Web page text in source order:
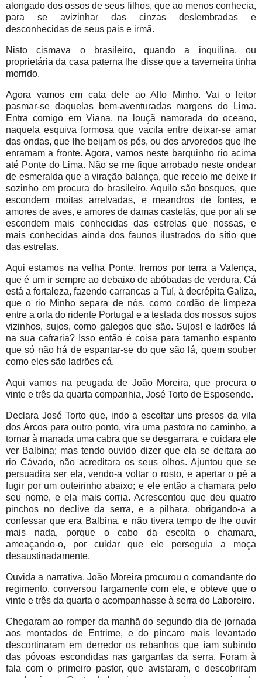
alongado dos ossos de seus filhos, que ao menos conhecia,
para se avizinhar das cinzas deslembradas e
desconhecidas de seus pais e irmã.
Nisto cismava o brasileiro, quando a inquilina, ou
proprietária da casa paterna lhe disse que a taverneira tinha
morrido.
Agora vamos em cata dele ao Alto Minho. Vai o leitor
pasmar-se daquelas bem-aventuradas margens do Lima.
Entra comigo em Viana, na louçã namorada do oceano,
naquela esquiva formosa que vacila entre deixar-se amar
das ondas, que lhe beijam os pés, ou dos arvoredos que lhe
enramam a fronte. Agora, vamos neste barquinho rio acima
até Ponte do Lima. Não se me fique arrobado neste ondear
de esmeralda que a viração balança, que receio me deixe ir
sozinho em procura do brasileiro. Aquilo são bosques, que
escondem moitas arrelvadas, e meandros de fontes, e
amores de aves, e amores de damas castelãs, que por ali se
escondem mais conhecidas das estrelas que nossas, e
mais conhecidas ainda dos faunos ilustrados do sítio que
das estrelas.
Aqui estamos na velha Ponte. Iremos por terra a Valença,
que é um ir sempre ao debaixo de abóbadas de verdura. Cá
está a fortaleza, fazendo carrancas a Tuí, à decrépita Galiza,
que o rio Minho separa de nós, como cordão de limpeza
entre a orla do ridente Portugal e a testada dos nossos sujos
vizinhos, sujos, como galegos que são. Sujos! e ladrões lá
na sua cafraria? Isso então é coisa para tamanho espanto
que só não há de espantar-se do que são lá, quem souber
como eles são ladrões cá.
Aqui vamos na peugada de João Moreira, que procura o
vinte e três da quarta companhia, José Torto de Esposende.
Declara José Torto que, indo a escoltar uns presos da vila
dos Arcos para outro ponto, vira uma pastora no caminho, a
tornar à manada uma cabra que se desgarrara, e cuidara ele
ver Balbina; mas tendo ouvido dizer que ela se deitara ao
rio Cávado, não acreditara os seus olhos. Ajuntou que se
persuadira ser ela, vendo-a voltar o rosto, e apertar o pé a
fugir por um outeirinho abaixo; e ele então a chamara pelo
seu nome, e ela mais corria. Acrescentou que deu quatro
pinchos no declive da serra, e a pilhara, obrigando-a a
confessar que era Balbina, e não tivera tempo de lhe ouvir
mais nada, porque o cabo da escolta o chamara,
ameaçando-o, por cuidar que ele perseguia a moça
desaustinadamente.
Ouvida a narrativa, João Moreira procurou o comandante do
regimento, conversou largamente com ele, e obteve que o
vinte e três da quarta o acompanhasse à serra do Laboreiro.
Chegaram ao romper da manhã do segundo dia de jornada
aos montados de Entrime, e do píncaro mais levantado
descortinaram em derredor os rebanhos que iam subindo
das póvoas escondidas nas gargantas da serra. Foram à
fala com o primeiro pastor, que avistaram, e descobriram